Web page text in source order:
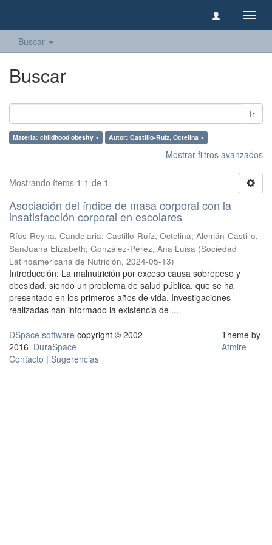
Buscar
Buscar
Ir
Materia: childhood obesity × Autor: Castillo-Ruíz, Octelina ×
Mostrar filtros avanzados
Mostrando ítems 1-1 de 1
Asociación del índice de masa corporal con la
insatisfacción corporal en escolares
Ríos-Reyna, Candelaria; Castillo-Ruíz, Octelina; Alemán-Castillo,
SanJuana Elizabeth; González-Pérez, Ana Luisa (Sociedad
Latinoamericana de Nutrición, 2024-05-13)
Introducción: La malnutrición por exceso causa sobrepeso y
obesidad, siendo un problema de salud pública, que se ha
presentado en los primeros años de vida. Investigaciones
realizadas han informado la existencia de ...
DSpace software copyright © 2002-
2016 DuraSpace
Contacto | Sugerencias
Theme by
Atmire